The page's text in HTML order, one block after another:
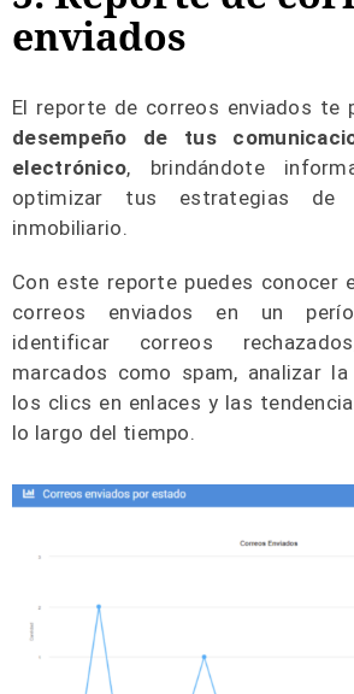
enviados
El reporte de correos enviados te
desempeño de tus
electrónico, brindándote
optimizar tus estrategias de
inmobiliario.
Con este reporte puedes conocer
correos enviados en un
identificar correos
marcados como spam, analizar
los clics en enlaces y las
lo largo del tiempo.